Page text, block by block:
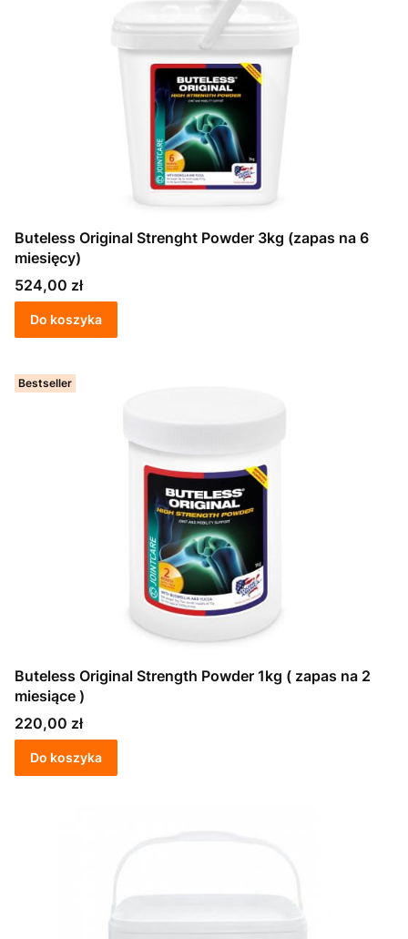
Buteless Original Strenght Powder 3kg (zapas na 6
miesięcy)
Cena
524,00 zł
Do koszyka
Bestseller
Buteless Original Strength Powder 1kg ( zapas na 2
miesiące )
Cena
220,00 zł
Do koszyka